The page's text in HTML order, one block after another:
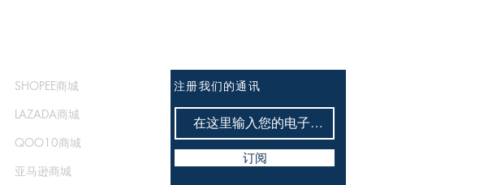
SHOPEE商城
LAZADA商城
QOO10商城
亚马逊商城
注册我们的通讯
订阅